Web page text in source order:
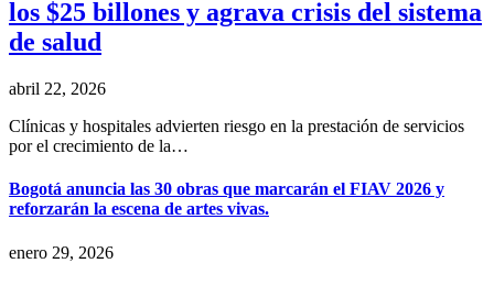
los $25 billones y agrava crisis del sistema
de salud
abril 22, 2026
Clínicas y hospitales advierten riesgo en la prestación de servicios
por el crecimiento de la…
Bogotá anuncia las 30 obras que marcarán el FIAV 2026 y
reforzarán la escena de artes vivas.
enero 29, 2026